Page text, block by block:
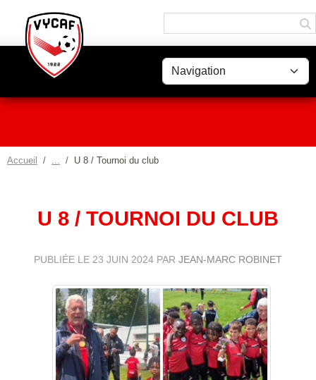
Accueil U 8 / Tournoi du club
U 8 / TOURNOI DU CLUB
PUBLIÉE LE 23 JUIN 2024 PAR JEAN-MARC ROBINET